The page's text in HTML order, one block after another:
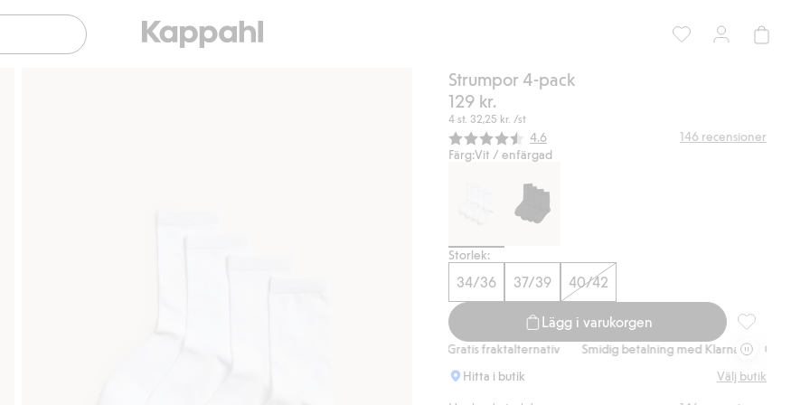
Strumpor 4-pack
129 kr.
4 st. 32,25 kr. /st
Snittbetyg:
4.6 146 recensioner
Färg:Vit / enfärgad
Storlek:
34/36 37/39 40/42
Lägg i varukorgen
Strumpor
Gratis fraktalternativ Smidig betalning med Klarna.
Gratis
Hitta i butik
Välj butik